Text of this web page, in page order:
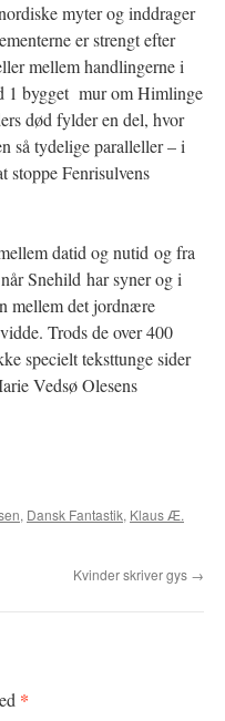
myter og inddrager
er strengt efter
mellem handlingerne i
1 bygget mur om Himlinge
død fylder en del, hvor
så tydelige paralleller – i
stoppe Fenrisulvens
datid og nutid og fra
Snehild har syner og i
mellem det jordnære
Trods de over 400
specielt teksttunge sider
Vedsø Olesens
, Dansk Fantastik, Klaus Æ.
Kvinder skriver gys →
*